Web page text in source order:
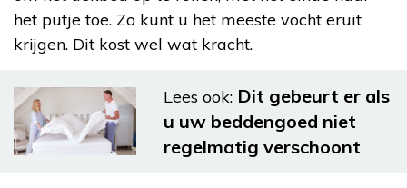
het putje toe. Zo kunt u het meeste vocht eruit
krijgen. Dit kost wel wat kracht.
Lees ook: Dit gebeurt er als
u uw beddengoed niet
regelmatig verschoont